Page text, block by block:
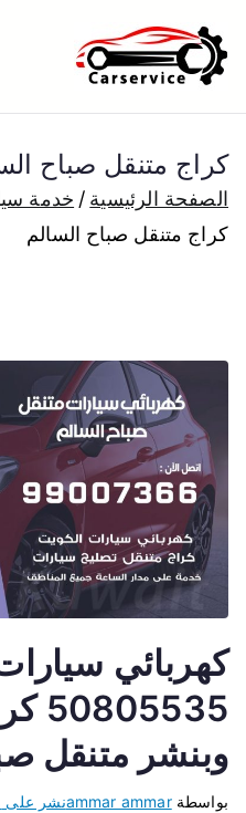
إلى
المحتوى
بنشر
بارخص
كراج متنقل صباح
الصفحة الرئيسية
خدمة
كراج متنقل صباح السالم
كهربائي
وبنشر متنقل
بواسطةammar ammarنشر على